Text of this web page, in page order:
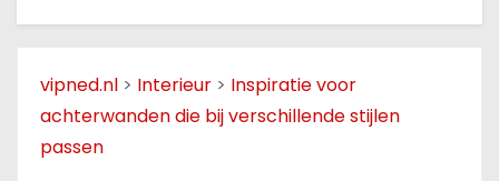
vipned.nl > Interieur > Inspiratie voor
achterwanden die bij verschillende stijlen
passen